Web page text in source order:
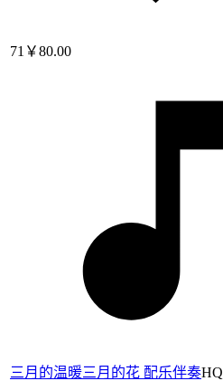
71 ￥80.00
三月的温暖三月的花 配乐伴奏HQ